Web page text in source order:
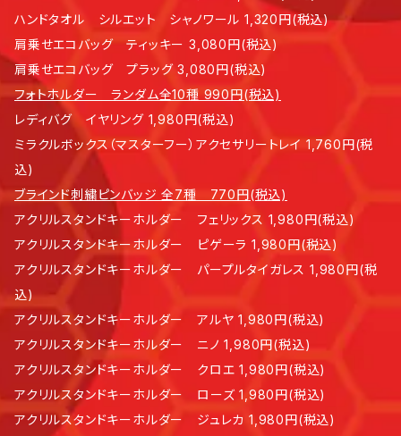
ハンドタオル シルエット シャノワール 1,320円(税込)
肩乗せエコバッグ ティッキー 3,080円(税込)
肩乗せエコバッグ プラッグ 3,080円(税込)
フォトホルダー ランダム全10種 990円(税込)
レディバグ イヤリング 1,980円(税込)
ミラクルボックス（マスターフー）アクセサリートレイ 1,760円(税
込)
ブラインド刺繍ピンバッジ 全7種 770円(税込)
アクリルスタンドキーホルダー フェリックス 1,980円(税込)
アクリルスタンドキーホルダー ピゲーラ 1,980円(税込)
アクリルスタンドキーホルダー パープルタイガレス 1,980円(税
込)
アクリルスタンドキーホルダー アルヤ 1,980円(税込)
アクリルスタンドキーホルダー ニノ 1,980円(税込)
アクリルスタンドキーホルダー クロエ 1,980円(税込)
アクリルスタンドキーホルダー ローズ 1,980円(税込)
アクリルスタンドキーホルダー ジュレカ 1,980円(税込)